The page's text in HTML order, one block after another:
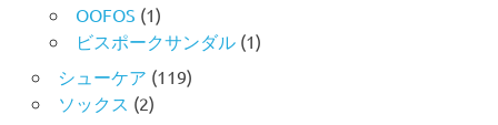
OOFOS (1)
ビスポークサンダル(1)
シューケア (119)
ソックス (2)